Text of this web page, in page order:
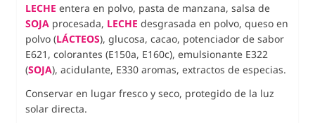
LECHE entera en polvo, pasta de manzana, salsa de
SOJA procesada, LECHE desgrasada en polvo, queso en
polvo (LÁCTEOS), glucosa, cacao, potenciador de sabor
E621, colorantes (E150a, E160c), emulsionante E322
(SOJA), acidulante, E330 aromas, extractos de especias.
Conservar en lugar fresco y seco, protegido de la luz
solar directa.